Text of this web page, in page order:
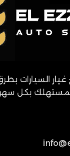
السيارات
بكل